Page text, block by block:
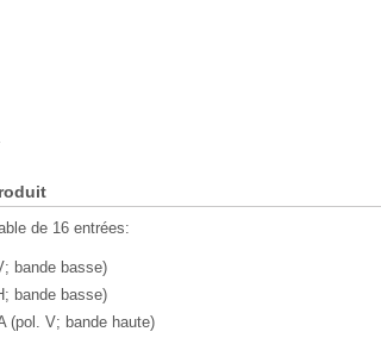
de 16 entrées:
bande basse)
bande basse)
(pol. V; bande haute)